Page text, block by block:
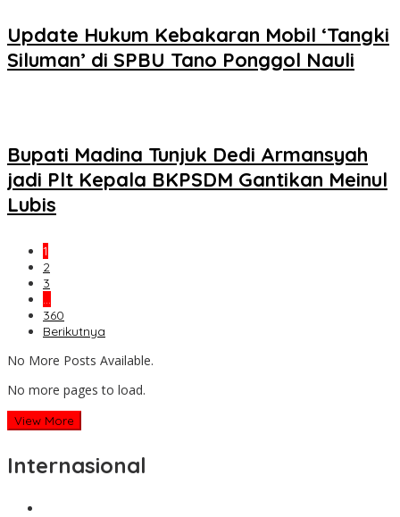
Update Hukum Kebakaran Mobil ‘Tangki
Siluman’ di SPBU Tano Ponggol Nauli
Bupati Madina Tunjuk Dedi Armansyah
jadi Plt Kepala BKPSDM Gantikan Meinul
Lubis
1
2
3
…
360
Berikutnya
No More Posts Available.
No more pages to load.
View More
Internasional